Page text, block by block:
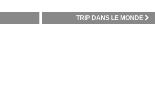
TRIP DANS LE MONDE